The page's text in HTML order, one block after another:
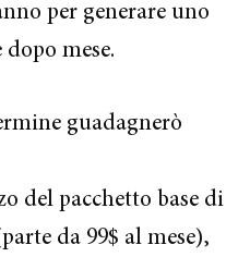
per generare uno
mese.
guadagnerò
del pacchetto base di
da 99$ al mese),